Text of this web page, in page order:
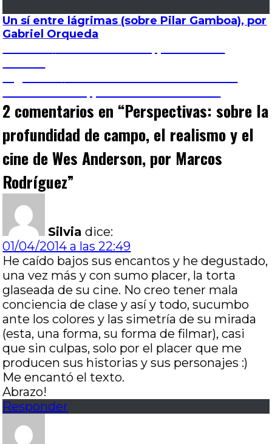
Un sí entre lágrimas (sobre Pilar Gamboa), por
Gabriel Orqueda
Navegación
de
entradas
2 comentarios en “Perspectivas: sobre la
profundidad de campo, el realismo y el
cine de Wes Anderson, por Marcos
Rodríguez”
Silvia dice:
01/04/2014 a las 22:49
He caído bajos sus encantos y he degustado,
una vez más y con sumo placer, la torta
glaseada de su cine. No creo tener mala
conciencia de clase y así y todo, sucumbo
ante los colores y las simetría de su mirada
(esta, una forma, su forma de filmar), casi
que sin culpas, solo por el placer que me
producen sus historias y sus personajes :)
Me encantó el texto.
Abrazo!
Responder